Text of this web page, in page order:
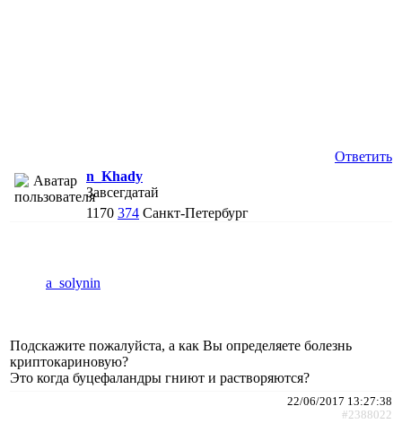
Ответить
n_Khady
Завсегдатай
1170 374 Санкт-Петербург
a_solynin
Подскажите пожалуйста, а как Вы определяете болезнь
криптокариновую?
Это когда буцефаландры гниют и растворяются?
22/06/2017 13:27:38
#2388022